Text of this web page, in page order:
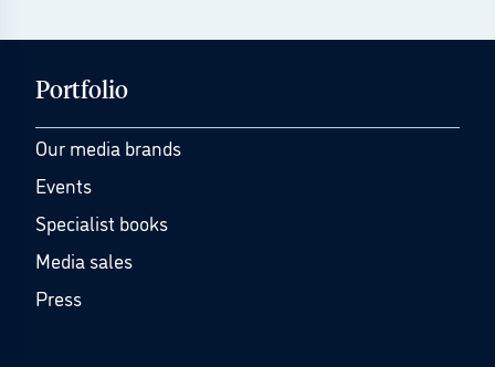
Portfolio
Our media brands
Events
Specialist books
Media sales
Press